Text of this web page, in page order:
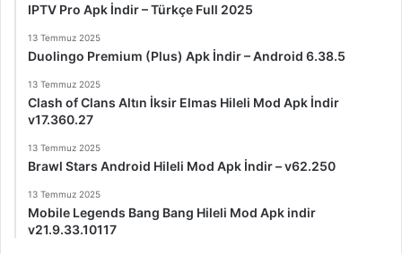
IPTV Pro Apk İndir – Türkçe Full 2025
13 Temmuz 2025
Duolingo Premium (Plus) Apk İndir – Android 6.38.5
13 Temmuz 2025
Clash of Clans Altın İksir Elmas Hileli Mod Apk İndir
v17.360.27
13 Temmuz 2025
Brawl Stars Android Hileli Mod Apk İndir – v62.250
13 Temmuz 2025
Mobile Legends Bang Bang Hileli Mod Apk indir
v21.9.33.10117